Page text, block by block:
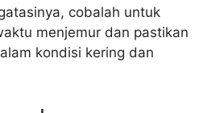
cobalah untuk
menjemur dan pastikan
kondisi kering dan